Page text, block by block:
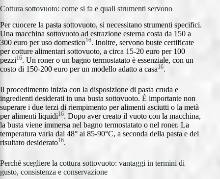
Cottura sottovuoto: come si fa e quali strumenti servono
Per cuocere la pasta sottovuoto, si necessitano strumenti specifici.
Una macchina sottovuoto ad estrazione esterna costa da 150 a
300 euro per uso domestico16. Inoltre, servono buste certificate
per cotture alimentari sottovuoto, a circa 15-20 euro per 100
pezzi16. Un roner o un bagno termostatato è essenziale, con un
costo di 150-200 euro per un modello adatto a casa16.
Il procedimento inizia con la disposizione di pasta cruda e
ingredienti desiderati in una busta sottovuoto. È importante non
superare i due terzi di riempimento per alimenti asciutti o la metà
per alimenti liquidi16. Dopo aver creato il vuoto con la macchina,
la busta viene immersa nel bagno termostatato o nel roner. La
temperatura varia dai 48° ai 85-90°C, a seconda della pasta e del
risultato desiderato16.
Perché scegliere la cottura sottovuoto: vantaggi in termini di
gusto, consistenza e conservazione